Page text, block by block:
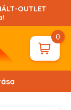
OUTLET
0